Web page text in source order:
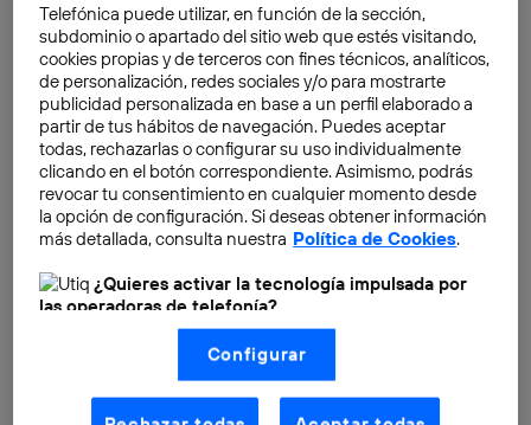
Telefónica puede utilizar, en función de la sección,
subdominio o apartado del sitio web que estés visitando,
cookies propias y de terceros con fines técnicos, analíticos,
de personalización, redes sociales y/o para mostrarte
publicidad personalizada en base a un perfil elaborado a
partir de tus hábitos de navegación. Puedes aceptar
todas, rechazarlas o configurar su uso individualmente
clicando en el botón correspondiente. Asimismo, podrás
revocar tu consentimiento en cualquier momento desde
la opción de configuración. Si deseas obtener información
más detallada, consulta nuestra Política de Cookies.
¿Quieres activar la tecnología impulsada por
las operadoras de telefonía?
Nosotros, Telefónica S.A., utilizamos la tecnología Utiq para
realizar nuestras acciones de marketing digital o análisis
(como se describe en este aviso de consentimiento)
basadas en tu navegación en nuestra(s) web(s)
aquí(solo cuando utilizas una conexión a
Configurar